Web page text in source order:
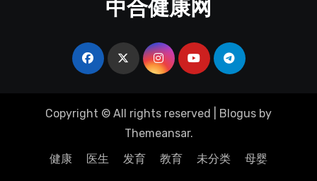
中合健康网
Copyright © All rights reserved Blogus by
Themeansar.
健康
医生 发育 教育 未分类 母婴